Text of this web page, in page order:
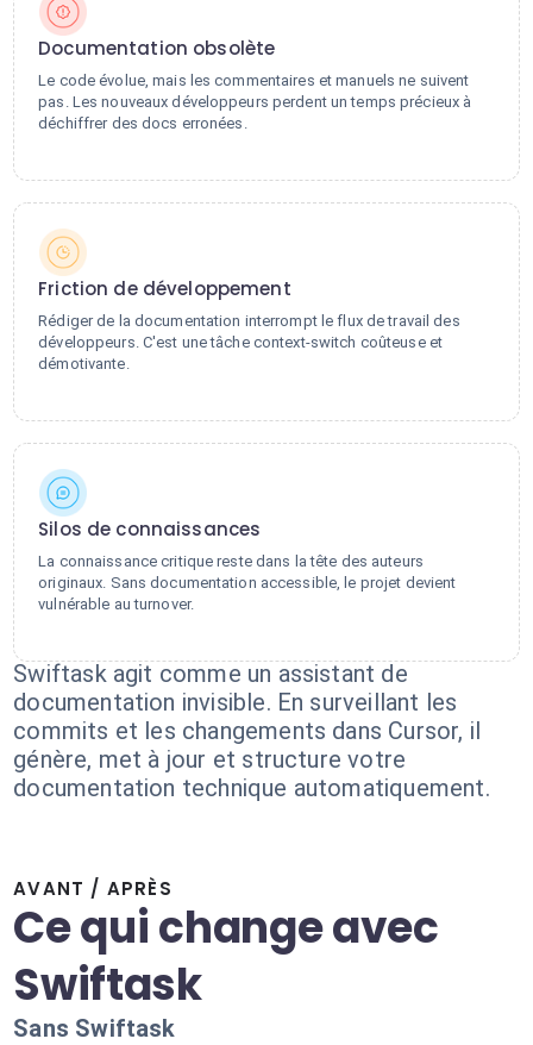
Documentation obsolète
Le code évolue, mais les commentaires et manuels ne suivent
pas. Les nouveaux développeurs perdent un temps précieux à
déchiffrer des docs erronées.
Friction de développement
Rédiger de la documentation interrompt le flux de travail des
développeurs. C'est une tâche context-switch coûteuse et
démotivante.
Silos de connaissances
La connaissance critique reste dans la tête des auteurs
originaux. Sans documentation accessible, le projet devient
vulnérable au turnover.
Swiftask agit comme un assistant de
documentation invisible. En surveillant les
commits et les changements dans Cursor, il
génère, met à jour et structure votre
documentation technique automatiquement.
AVANT / APRÈS
Ce qui change avec
Swiftask
Sans Swiftask